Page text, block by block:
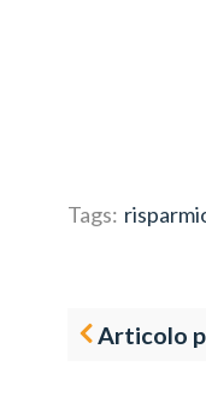
Tags:
Articolo